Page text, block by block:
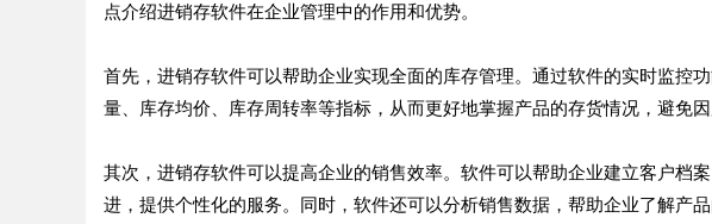
点介绍进销存软件在企业管理中的作用和优势。
首先，进销存软件可以帮助企业实现全面的库存管理。通过软件的实时监控
量、库存均价、库存周转率等指标，从而更好地掌握产品的存货情况，避免
其次，进销存软件可以提高企业的销售效率。软件可以帮助企业建立客户档
进，提供个性化的服务。同时，软件还可以分析销售数据，帮助企业了解产